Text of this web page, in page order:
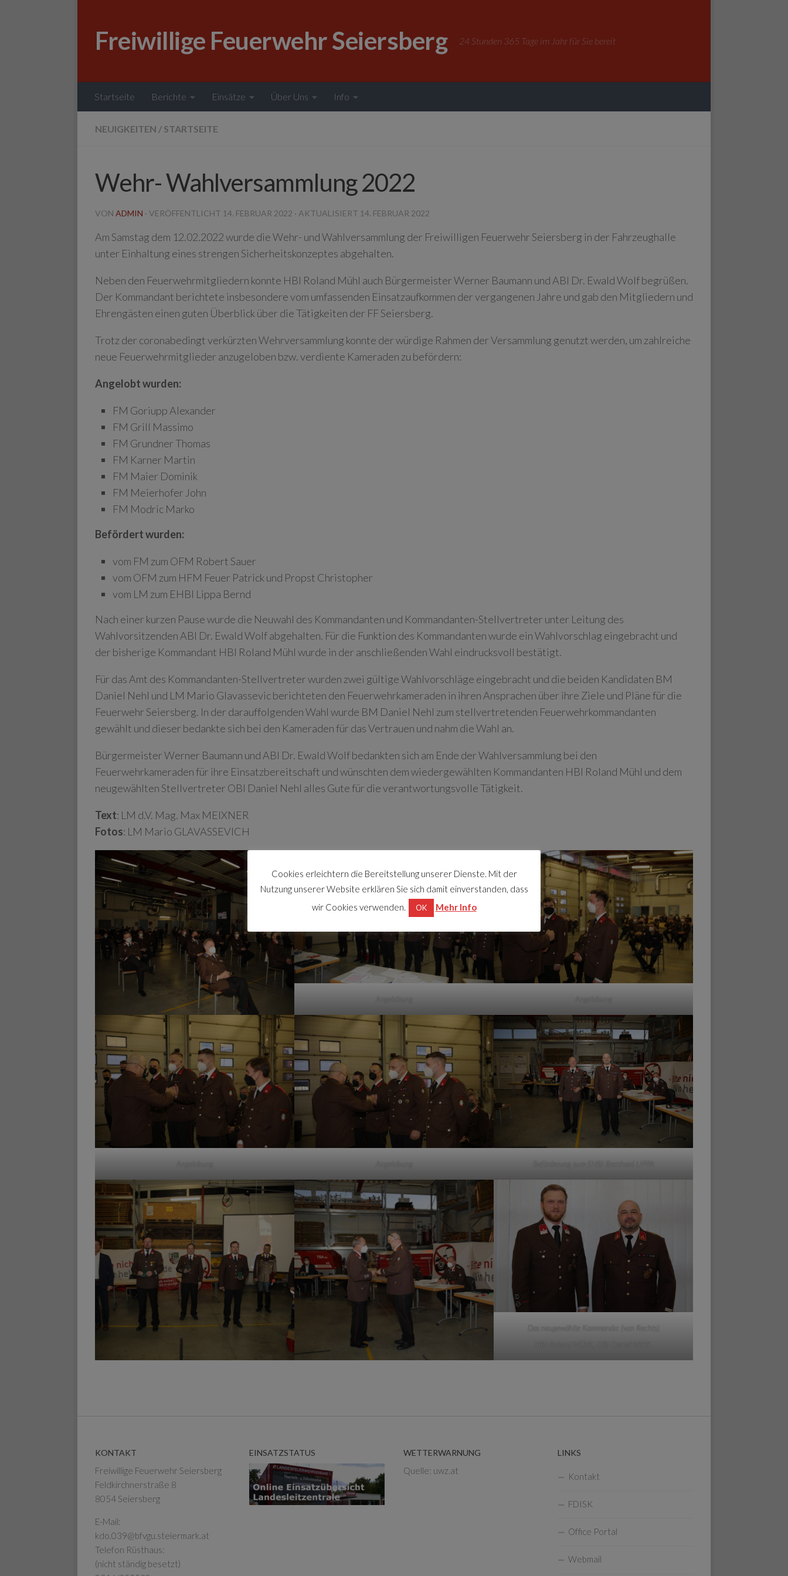
Freiwillige Feuerwehr Seiersberg 24 Stunden 365 Tage im Jahr für Sie bereit
Startseite Berichte Einsätze Über Uns Info
NEUIGKEITEN / STARTSEITE
Wehr- Wahlversammlung 2022
VON ADMIN · VERÖFFENTLICHT 14. FEBRUAR 2022 · AKTUALISIERT 14. FEBRUAR 2022
Am Samstag dem 12.02.2022 wurde die Wehr- und Wahlversammlung der Freiwilligen Feuerwehr Seiersberg in der Fahrzeughalle
unter Einhaltung eines strengen Sicherheitskonzeptes abgehalten.
Neben den Feuerwehrmitgliedern konnte HBI Roland Mühl auch Bürgermeister Werner Baumann und ABI Dr. Ewald Wolf begrüßen.
Der Kommandant berichtete insbesondere vom umfassenden Einsatzaufkommen der vergangenen Jahre und gab den Mitgliedern und
Ehrengästen einen guten Überblick über die Tätigkeiten der FF Seiersberg.
Trotz der coronabedingt verkürzten Wehrversammlung konnte der würdige Rahmen der Versammlung genutzt werden, um zahlreiche
neue Feuerwehrmitglieder anzugeloben bzw. verdiente Kameraden zu befördern:
Angelobt wurden:
FM Goriupp Alexander
FM Grill Massimo
FM Grundner Thomas
FM Karner Martin
FM Maier Dominik
FM Meierhofer John
FM Modric Marko
Befördert wurden:
vom FM zum OFM Robert Sauer
vom OFM zum HFM Feuer Patrick und Propst Christopher
vom LM zum EHBI Lippa Bernd
Nach einer kurzen Pause wurde die Neuwahl des Kommandanten und Kommandanten-Stellvertreter unter Leitung des
Wahlvorsitzenden ABI Dr. Ewald Wolf abgehalten. Für die Funktion des Kommandanten wurde ein Wahlvorschlag eingebracht und
der bisherige Kommandant HBI Roland Mühl wurde in der anschließenden Wahl eindrucksvoll bestätigt.
Für das Amt des Kommandanten-Stellvertreter wurden zwei gültige Wahlvorschläge eingebracht und die beiden Kandidaten BM
Daniel Nehl und LM Mario Glavassevic berichteten den Feuerwehrkameraden in ihren Ansprachen über ihre Ziele und Pläne für die
Feuerwehr Seiersberg. In der darauffolgenden Wahl wurde BM Daniel Nehl zum stellvertretenden Feuerwehrkommandanten
gewählt und dieser bedankte sich bei den Kameraden für das Vertrauen und nahm die Wahl an.
Bürgermeister Werner Baumann und ABI Dr. Ewald Wolf bedankten sich am Ende der Wahlversammlung bei den
Feuerwehrkameraden für ihre Einsatzbereitschaft und wünschten dem wiedergewählten Kommandanten HBI Roland Mühl und dem
neugewählten Stellvertreter OBI Daniel Nehl alles Gute für die verantwortungsvolle Tätigkeit.
Text: LM d.V. Mag. Max MEIXNER
Fotos: LM Mario GLAVASSEVICH
Angelobung Angelobung
Angelobung Angelobung Beförderung zum EHBI Bernhard LIPPA
Das neugewählte Kommando: (von Rechts)
HBI Roland MÜHL, OBI Daniel NEHL
KONTAKT
Freiwillige Feuerwehr Seiersberg
Feldkirchnerstraße 8
8054 Seiersberg
E-Mail:
kdo.039@bfvgu.steiermark.at
Telefon Rüsthaus:
(nicht ständig besetzt)
EINSATZSTATUS WETTERWARNUNG
Quelle: uwz.at
LINKS
Kontakt
FDISK
Office Portal
Webmail
Cookies erleichtern die Bereitstellung unserer Dienste. Mit der
Nutzung unserer Website erklären Sie sich damit einverstanden, dass
wir Cookies verwenden.
OK Mehr Info